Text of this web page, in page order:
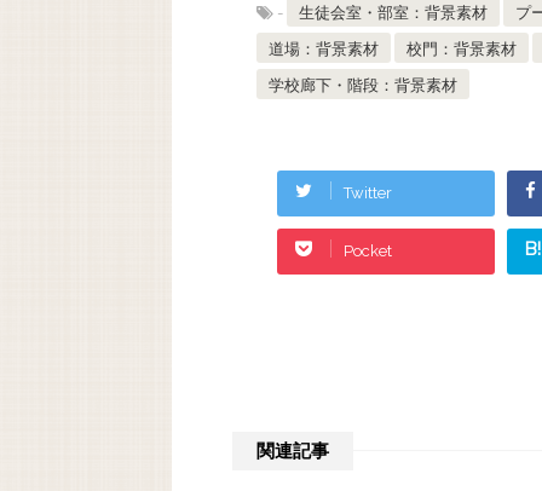
-
生徒会室・部室：背景素材 プ
道場：背景素材
校門：背景素材
学校廊下・階段：背景素材
Twitter
Pocket B!
関連記事